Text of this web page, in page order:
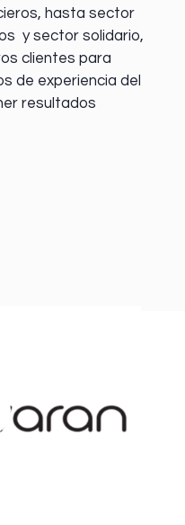
, hasta sector
y sector solidario,
clientes para
de experiencia del
resultados